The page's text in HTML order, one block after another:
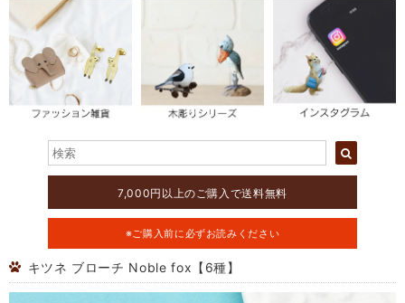
7,000円以上のご購入で送料無料
※ご購入前に必ずお読みください
キツネ ブローチ Noble fox【6種】